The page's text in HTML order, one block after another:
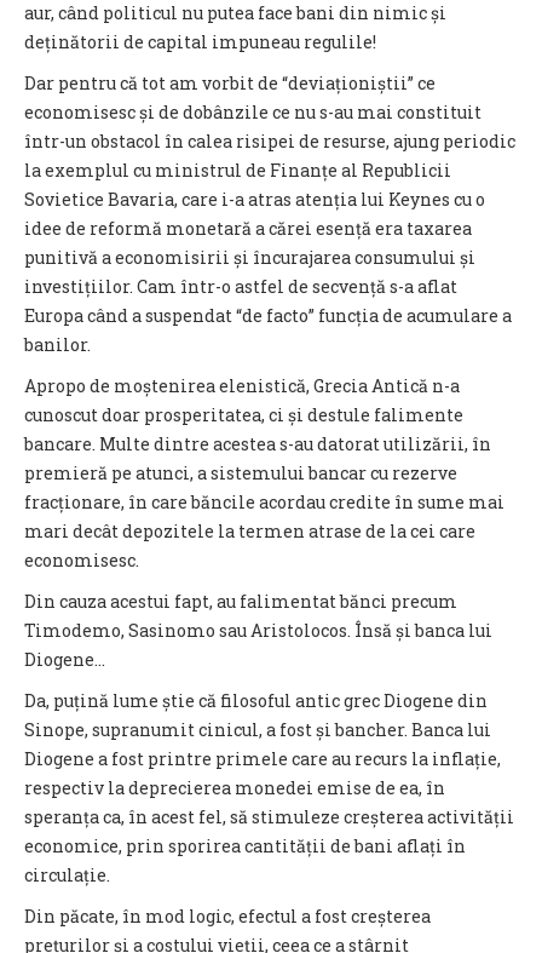
aur, când politicul nu putea face bani din nimic și
deținătorii de capital impuneau regulile!
Dar pentru că tot am vorbit de “deviaționiștii” ce
economisesc și de dobânzile ce nu s-au mai constituit
într-un obstacol în calea risipei de resurse, ajung periodic
la exemplul cu ministrul de Finanțe al Republicii
Sovietice Bavaria, care i-a atras atenția lui Keynes cu o
idee de reformă monetară a cărei esență era taxarea
punitivă a economisirii și încurajarea consumului și
investițiilor. Cam într-o astfel de secvență s-a aflat
Europa când a suspendat “de facto” funcția de acumulare a
banilor.
Apropo de moștenirea elenistică, Grecia Antică n-a
cunoscut doar prosperitatea, ci și destule falimente
bancare. Multe dintre acestea s-au datorat utilizării, în
premieră pe atunci, a sistemului bancar cu rezerve
fracționare, în care băncile acordau credite în sume mai
mari decât depozitele la termen atrase de la cei care
economisesc.
Din cauza acestui fapt, au falimentat bănci precum
Timodemo, Sasinomo sau Aristolocos. Însă și banca lui
Diogene...
Da, puțină lume știe că filosoful antic grec Diogene din
Sinope, supranumit cinicul, a fost și bancher. Banca lui
Diogene a fost printre primele care au recurs la inflație,
respectiv la deprecierea monedei emise de ea, în
speranța ca, în acest fel, să stimuleze creșterea activității
economice, prin sporirea cantității de bani aflați în
circulație.
Din păcate, în mod logic, efectul a fost creșterea
prețurilor și a costului vieții, ceea ce a stârnit